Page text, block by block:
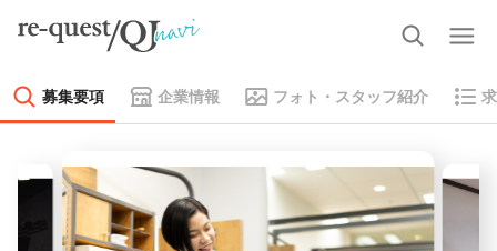
募集要項 企業情報 フォト・スタッフ紹介